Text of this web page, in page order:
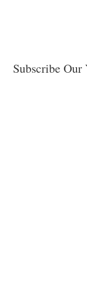
Subscribe Our